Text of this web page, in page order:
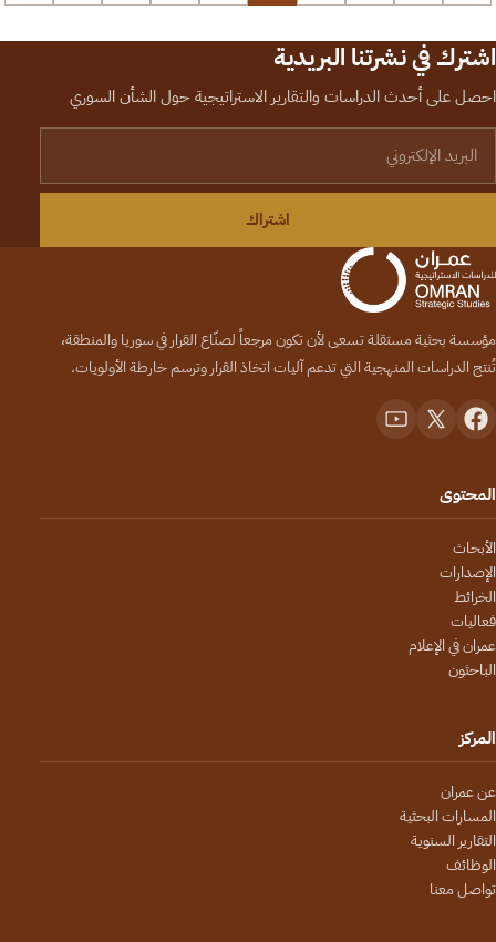
اشترك في نشرتنا البريدية
احصل على أحدث الدراسات والتقارير الاستراتيجية حول الشأن السوري
اشتراك
مؤسسة بحثية مستقلة تسعى لأن تكون مرجعاً لصنّاع القرار في سوريا والمنطقة،
تُنتج الدراسات المنهجية التي تدعم آليات اتخاذ القرار وترسم خارطة الأولويات.
المحتوى
الأبحاث
الإصدارات
الخرائط
فعاليات
عمران في الإعلام
الباحثون
المركز
عن عمران
المسارات البحثية
التقارير السنوية
الوظائف
تواصل معنا